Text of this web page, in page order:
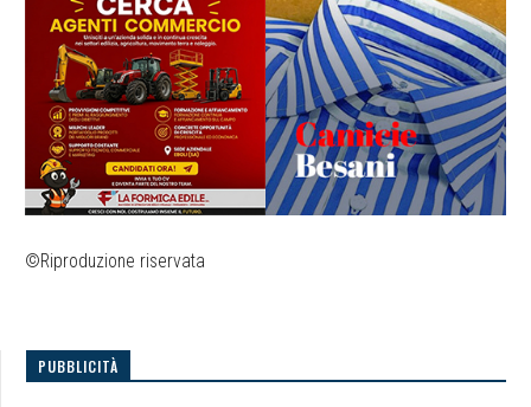
©Riproduzione riservata
PUBBLICITÀ